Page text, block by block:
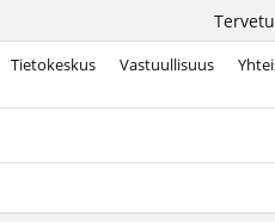
Tietokeskus Vastuullisuus